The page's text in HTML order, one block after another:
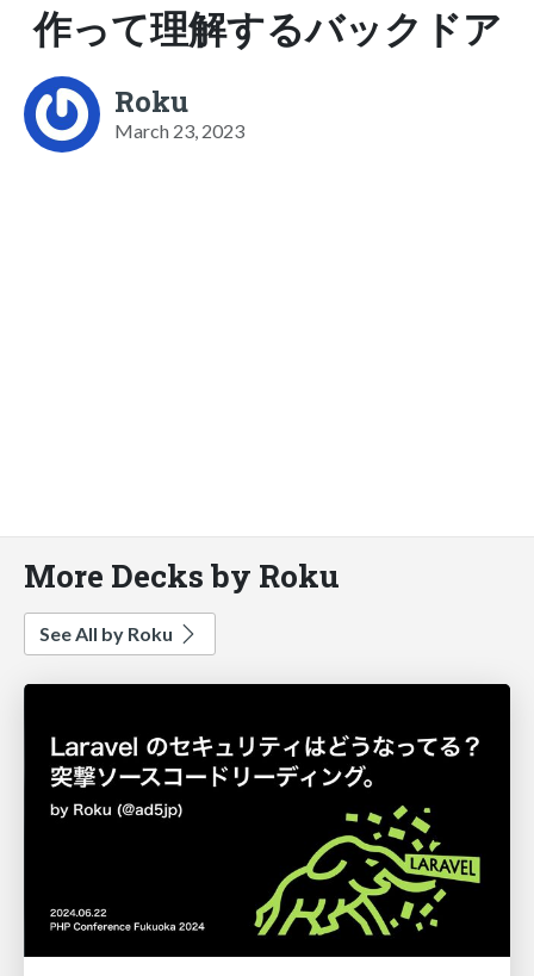
作って理解するバックドア
Roku
March 23, 2023
More Decks by Roku
See All by Roku